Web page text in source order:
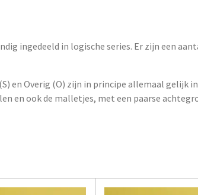
ingedeeld in logische series. Er zijn een
en Overig (O) zijn in principe allemaal gelijk
en ook de malletjes, met een paarse